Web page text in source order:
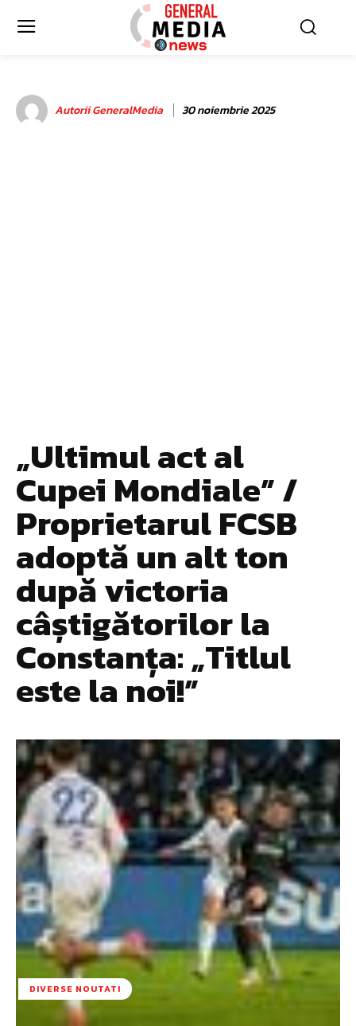
Autorii GeneralMedia 30 noiembrie 2025
„Ultimul act al
Cupei Mondiale” /
Proprietarul FCSB
adoptă un alt ton
după victoria
câștigătorilor la
Constanța: „Titlul
este la noi!”
DIVERSE NOUTATI